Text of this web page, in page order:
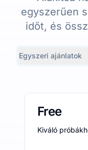
egyszerűen
időt, és
Egyszeri ajánlatok
Free
Kiváló